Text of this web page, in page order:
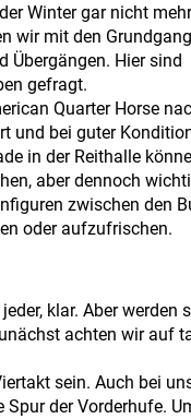
Winter gar nicht
wir mit den
Übergängen. Hier sind
gefragt.
Quarter Horse
und bei guter
in der Reithalle
aber dennoch
zwischen den
oder aufzufrischen.
klar. Aber
achten wir auf
sein. Auch bei
der Vorderhufe.